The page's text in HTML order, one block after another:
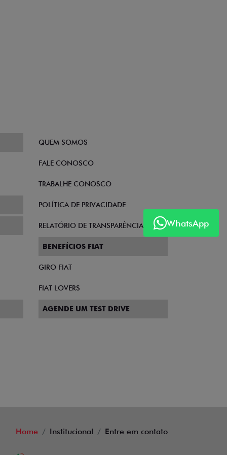
WhatsApp
QUEM SOMOS
FALE CONOSCO
TRABALHE CONOSCO
POLÍTICA DE PRIVACIDADE
RELATÓRIO DE TRANSPARÊNCIA
BENEFÍCIOS FIAT
GIRO FIAT
FIAT LOVERS
AGENDE UM TEST DRIVE
Home Institucional Entre em contato